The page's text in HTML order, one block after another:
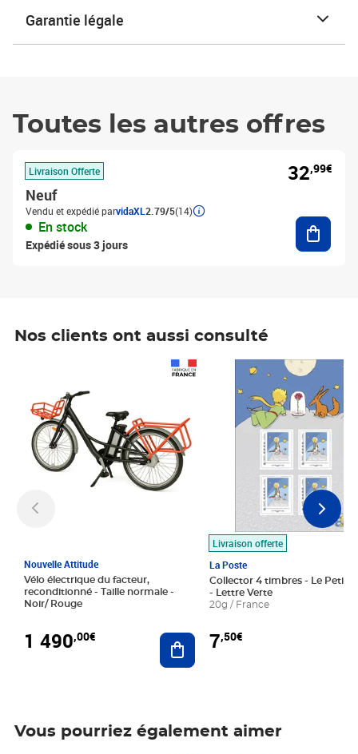
Garantie légale
Toutes les autres offres
Livraison Offerte
Neuf
Vendu et expédié parvidaXL 2.79/5(14)
En stock
Expédié sous 3 jours
32,99€
Nos clients ont aussi consulté
Nouvelle Attitude
Vélo électrique du facteur,
reconditionné - Taille normale -
Noir/ Rouge
1 490,00€ Ajouter au panier
Livraison offerte
La Poste
Collector 4 timbres - Le Petit
- Lettre Verte
20g / France
7,50€
Prix 7,50€
Vous pourriez également aimer